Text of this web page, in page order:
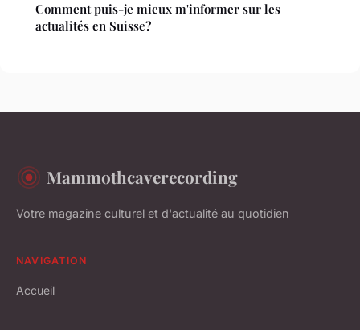
Comment puis-je mieux m'informer sur les
actualités en Suisse?
Mammothcaverecording
Votre magazine culturel et d'actualité au quotidien
NAVIGATION
Accueil